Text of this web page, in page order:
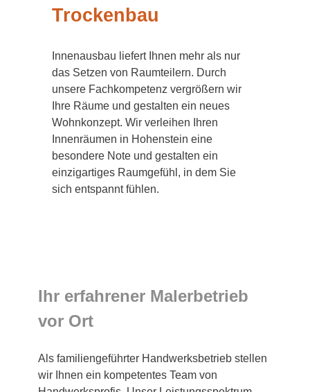
Trockenbau
Innenausbau liefert Ihnen mehr als nur
das Setzen von Raumteilern. Durch
unsere Fachkompetenz vergrößern wir
Ihre Räume und gestalten ein neues
Wohnkonzept. Wir verleihen Ihren
Innenräumen in Hohenstein eine
besondere Note und gestalten ein
einzigartiges Raumgefühl, in dem Sie
sich entspannt fühlen.
Ihr erfahrener Malerbetrieb
vor Ort
Als familiengeführter Handwerksbetrieb stellen
wir Ihnen ein kompetentes Team von